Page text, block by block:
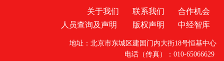
关于我们 联系我们
合作机会
人员查询及声明
版权声明 中经智库
地址：北京市东城区建国门内大街18号恒基中心
电话（传真）：010-65066629